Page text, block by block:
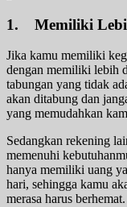
1. Memiliki
Jika kamu memiliki
dengan memiliki lebih
tabungan yang tidak
akan ditabung dan
yang memudahkan
Sedangkan rekening
memenuhi
hanya memiliki uang
hari, sehingga kamu
merasa harus berhemat.